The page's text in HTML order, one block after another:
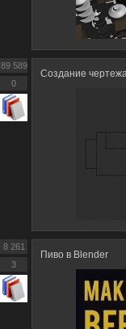
Создание
89 589
0
Пиво в Blender
8 261
3